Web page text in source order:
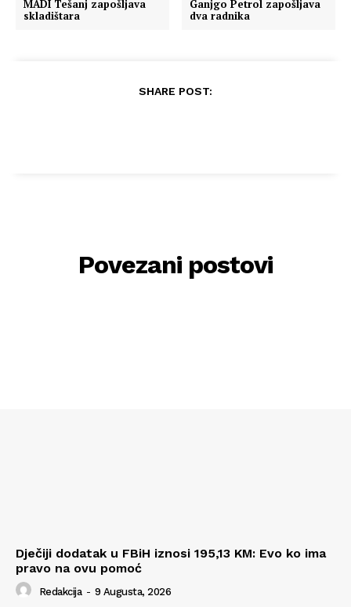
MADI Tešanj zapošljava
skladištara
Ganjgo Petrol zapošljava
dva radnika
SHARE POST:
Povezani postovi
Dječiji dodatak u FBiH iznosi 195,13 KM: Evo ko ima
pravo na ovu pomoć
Redakcija - 9 Augusta, 2026